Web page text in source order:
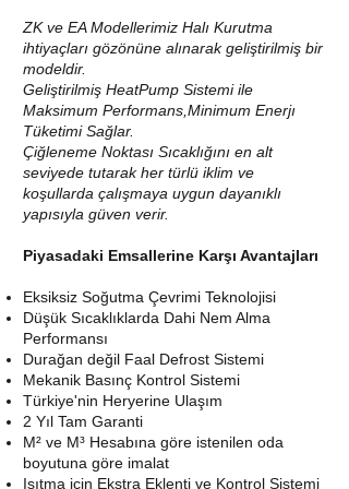
ZK ve EA Modellerimiz Halı Kurutma
ihtiyaçları gözönüne alınarak geliştirilmiş bir
modeldir.
Geliştirilmiş HeatPump Sistemi ile
Maksimum Performans,Minimum Enerjı
Tüketimi Sağlar.
Çiğleneme Noktası Sıcaklığını en alt
seviyede tutarak her türlü iklim ve
koşullarda çalışmaya uygun dayanıklı
yapısıyla güven verir.
Piyasadaki Emsallerine Karşı Avantajları
Eksiksiz Soğutma Çevrimi Teknolojisi
Düşük Sıcaklıklarda Dahi Nem Alma
Performansı
Durağan değil Faal Defrost Sistemi
Mekanik Basınç Kontrol Sistemi
Türkiye'nin Heryerine Ulaşım
2 Yıl Tam Garanti
M² ve M³ Hesabına göre istenilen oda
boyutuna göre imalat
Isıtma için Ekstra Eklenti ve Kontrol Sistemi